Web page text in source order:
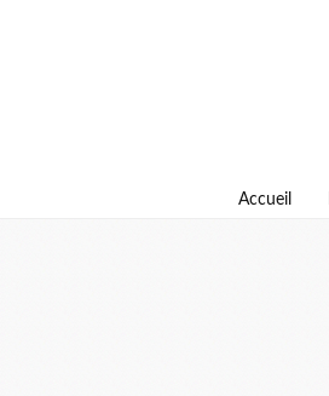
Accueil